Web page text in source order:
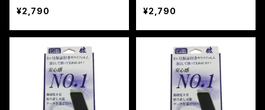
『鎧』3D全面フルカバー ブ
ラック
¥2,790
『鎧』3D全面フルカバー
ホワイト
¥2,790